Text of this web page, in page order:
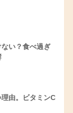
い？食べ過ぎ
由。ビタミンC